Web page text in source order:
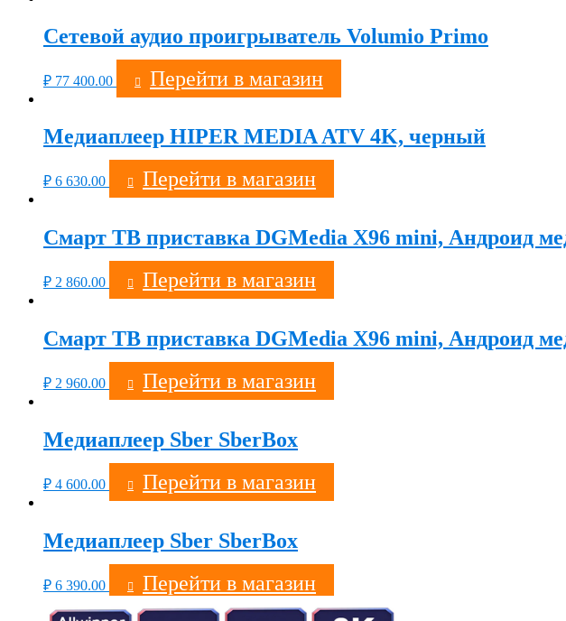
Сетевой аудио проигрыватель Volumio Primo
₽ 77 400.00 Перейти в магазин
Медиаплеер HIPER MEDIA ATV 4K, черный
₽ 6 630.00 Перейти в магазин
Смарт ТВ приставка DGMedia X96 mini, Андроид
₽ 2 860.00 Перейти в магазин
Смарт ТВ приставка DGMedia X96 mini, Андроид
₽ 2 960.00 Перейти в магазин
Медиаплеер Sber SberBox
₽ 4 600.00 Перейти в магазин
Медиаплеер Sber SberBox
₽ 6 390.00 Перейти в магазин